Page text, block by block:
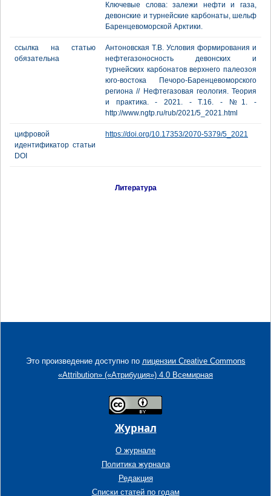
Ключевые слова: залежи нефти и газа,
девонские и турнейские карбонаты, шельф
Баренцевоморской Арктики.
ссылка на статью
обязательна
Антоновская Т.В. Условия формирования и
нефтегазоносность девонских и
турнейских карбонатов верхнего палеозоя
юго-востока Печоро-Баренцевоморского
региона // Нефтегазовая геология. Теория
и практика. - 2021. - Т.16. - №1. -
http://www.ngtp.ru/rub/2021/5_2021.html
цифровой
идентификатор статьи
DOI
https://doi.org/10.17353/2070-5379/5_2021
Литература
Это произведение доступно по лицензии Creative Commons
«Attribution» («Атрибуция») 4.0 Всемирная
Журнал
О журнале
Политика журнала
Редакция
Списки статей по годам